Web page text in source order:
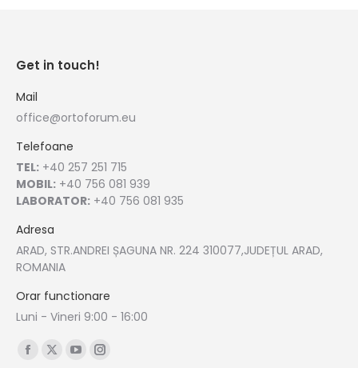
Get in touch!
Mail
office@ortoforum.eu
Telefoane
TEL: +40 257 251 715
MOBIL: +40 756 081 939
LABORATOR: +40 756 081 935
Adresa
ARAD, STR.ANDREI ȘAGUNA NR. 224 310077,JUDEȚUL ARAD,
ROMANIA
Orar functionare
Luni - Vineri 9:00 - 16:00
Find us on:
Facebook
X
YouTubeInstagram